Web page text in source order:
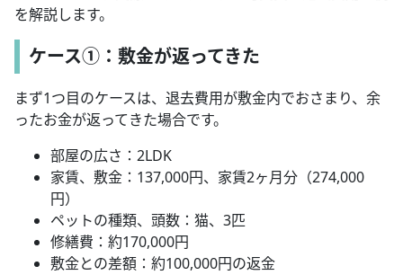
を解説します。
ケース①：敷金が返ってきた
まず1つ目のケースは、退去費用が敷金内でおさまり、余
ったお金が返ってきた場合です。
部屋の広さ：2LDK
家賃、敷金：137,000円、家賃2ヶ月分（274,000
円）
ペットの種類、頭数：猫、3匹
修繕費：約170,000円
敷金との差額：約100,000円の返金